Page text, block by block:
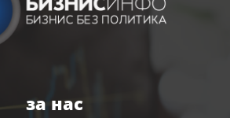
за нас